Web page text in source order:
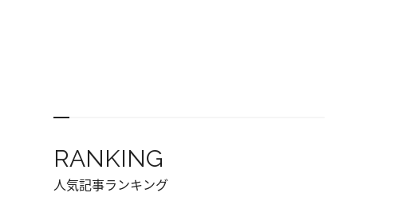
RANKING
人気記事ランキング